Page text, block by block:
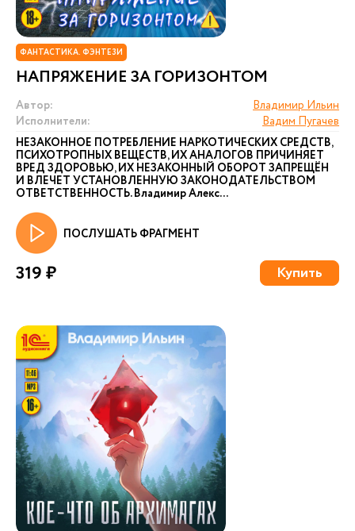
ФАНТАСТИКА. ФЭНТЕЗИ
НАПРЯЖЕНИЕ ЗА ГОРИЗОНТОМ
Автор:
Владимир Ильин
Исполнители:
Вадим Пугачев
НЕЗАКОННОЕ ПОТРЕБЛЕНИЕ НАРКОТИЧЕСКИХ СРЕДСТВ,
ПСИХОТРОПНЫХ ВЕЩЕСТВ, ИХ АНАЛОГОВ ПРИЧИНЯЕТ
ВРЕД ЗДОРОВЬЮ, ИХ НЕЗАКОННЫЙ ОБОРОТ ЗАПРЕЩЁН
И ВЛЕЧЕТ УСТАНОВЛЕННУЮ ЗАКОНОДАТЕЛЬСТВОМ
ОТВЕТСТВЕННОСТЬ. Владимир Алекс...
ПОСЛУШАТЬ ФРАГМЕНТ
319 ₽ Купить